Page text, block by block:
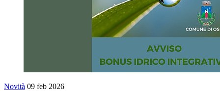
Novità 09 feb 2026